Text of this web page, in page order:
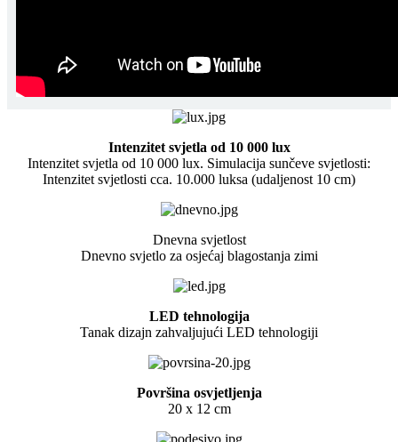
Intenzitet svjetla od 10 000 lux
Intenzitet svjetla od 10 000 lux. Simulacija sunčeve svjetlosti:
Intenzitet svjetlosti cca. 10.000 luksa (udaljenost 10 cm)
Dnevna svjetlost
Dnevno svjetlo za osjećaj blagostanja zimi
LED tehnologija
Tanak dizajn zahvaljujući LED tehnologiji
Površina osvjetljenja
20 x 12 cm